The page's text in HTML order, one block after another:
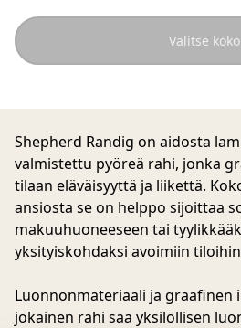
Valitse koko
Shepherd Randig on aidosta
valmistettu pyöreä rahi, jonka
tilaan eläväisyyttä ja liikettä.
ansiosta se on helppo sijoittaa
makuuhuoneeseen tai
yksityiskohdaksi avoimiin
Luonnonmateriaali ja graafinen
jokainen rahi saa yksilöllisen